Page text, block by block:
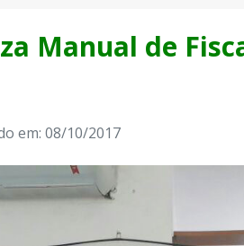
Manual de
em: 08/10/2017